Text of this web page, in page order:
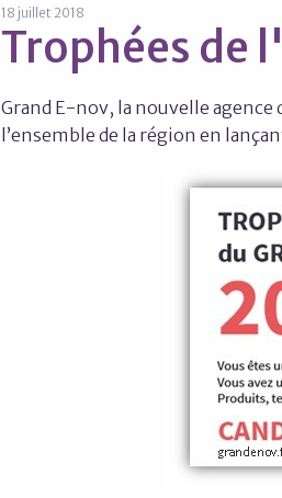
18 juillet 2018
Trophées de
Grand E-nov, la nouvelle agence
l’ensemble de la région en